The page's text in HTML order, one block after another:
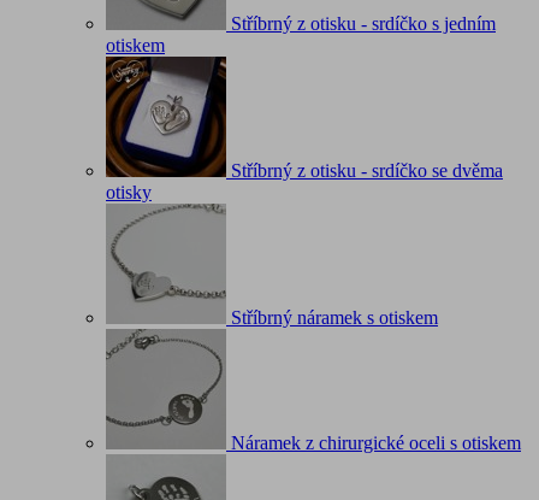
Stříbrný z otisku - srdíčko s jedním
otiskem
Stříbrný z otisku - srdíčko se dvěma
otisky
Stříbrný náramek s otiskem
Náramek z chirurgické oceli s otiskem